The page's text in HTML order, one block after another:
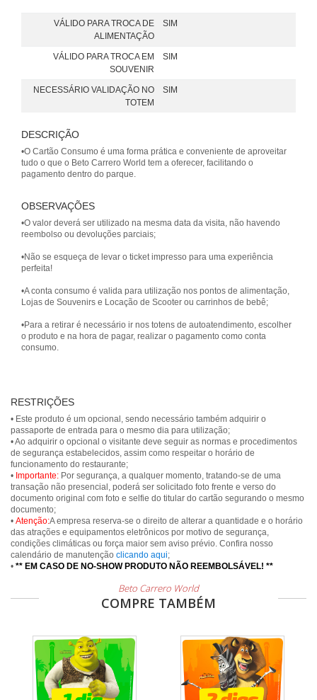
VÁLIDO PARA TROCA DE
ALIMENTAÇÃO
SIM
VÁLIDO PARA TROCA EM
SOUVENIR
SIM
NECESSÁRIO VALIDAÇÃO NO
TOTEM
SIM
DESCRIÇÃO
•O Cartão Consumo é uma forma prática e conveniente de aproveitar
tudo o que o Beto Carrero World tem a oferecer, facilitando o
OBSERVAÇÕES
•O valor deverá ser utilizado na mesma data da visita, não havendo
reembolso ou devoluções parciais;
•Não se esqueça de levar o ticket impresso para uma experiência
perfeita!
•A conta consumo é valida para utilização nos pontos de alimentação,
Lojas de Souvenirs e Locação de Scooter ou carrinhos de bebê;
•Para a retirar é necessário ir nos totens de autoatendimento, escolher
o produto e na hora de pagar, realizar o pagamento como conta
consumo.
RESTRIÇÕES
• Este produto é um opcional, sendo necessário também adquirir o
passaporte de entrada para o mesmo dia para utilização;
• Ao adquirir o opcional o visitante deve seguir as normas e procedimentos
de segurança estabelecidos, assim como respeitar o horário de
funcionamento do restaurante;
• Importante: Por segurança, a qualquer momento, tratando-se de uma
transação não presencial, poderá ser solicitado foto frente e verso do
documento original com foto e selfie do titular do cartão segurando o mesmo
documento;
• Atenção:A empresa reserva-se o direito de alterar a quantidade e o horário
das atrações e equipamentos eletrônicos por motivo de segurança,
condições climáticas ou força maior sem aviso prévio. Confira nosso
calendário de manutenção clicando aqui;
• ** EM CASO DE NO-SHOW PRODUTO NÃO REEMBOLSÁVEL! **
Beto Carrero World
COMPRE TAMBÉM